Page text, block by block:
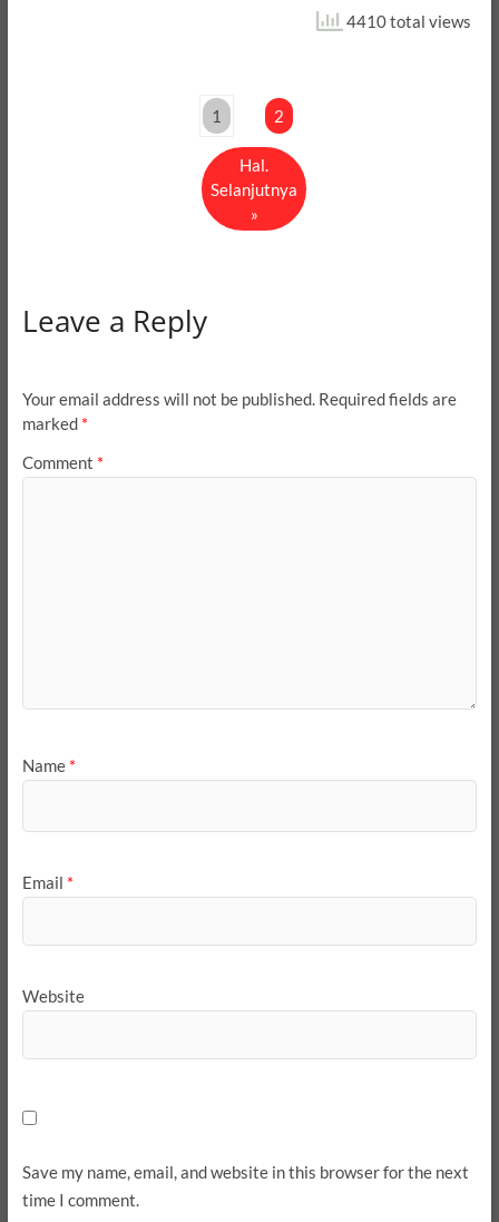
4410 total views
1 2
Hal.
Selanjutnya
»
Leave a Reply
Your email address will not be published. Required fields are
marked *
Comment *
Name *
Email *
Website
Save my name, email, and website in this browser for the next
time I comment.